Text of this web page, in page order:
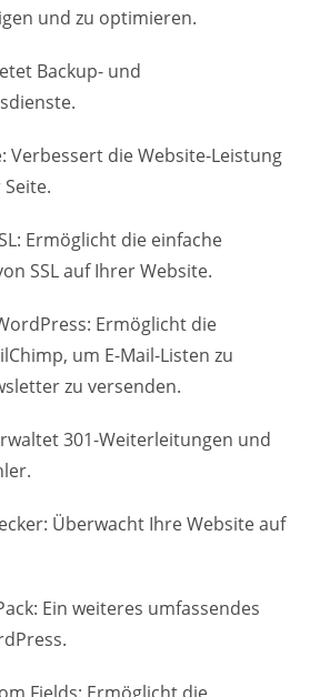
und zu optimieren.
Backup- und
Verbessert die Website-Leistung
Ermöglicht die einfache
SSL auf Ihrer Website.
Ermöglicht die
um E-Mail-Listen zu
zu versenden.
301-Weiterleitungen und
Überwacht Ihre Website auf
Ein weiteres umfassendes